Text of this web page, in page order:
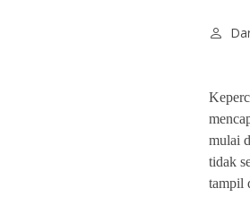
mulai
tidak
tampil